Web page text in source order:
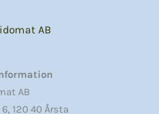
AB
AB
, 120 40 Årsta